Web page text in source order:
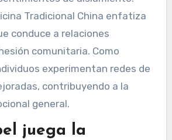
Tradicional China enfatiza
conduce a relaciones
comunitaria. Como
experimentan redes de
contribuyendo a la
general.
juega la